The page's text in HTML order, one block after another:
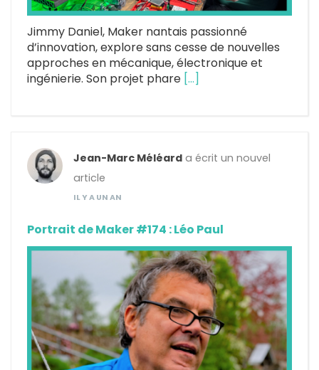
Jimmy Daniel, Maker nantais passionné
d’innovation, explore sans cesse de nouvelles
approches en mécanique, électronique et
ingénierie. Son projet phare […]
Jean-Marc Méléard a écrit un nouvel
article
IL Y A UN AN
Portrait de Maker #174 : Léo Paul